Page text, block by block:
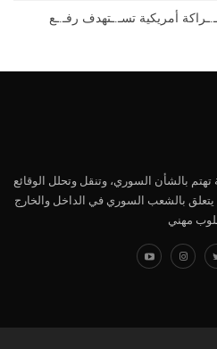
أمريكية تسـ.ـتهدف رفـ.ـع
بالشأن السوري، وتنقل وتحلل الوقائع
بالشعب السوري في الداخل والخارج
مهني